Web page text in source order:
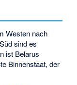
Westen nach
sind es
ist Belarus
Binnenstaat, der